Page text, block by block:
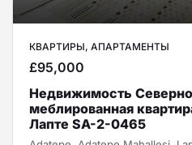
КВАРТИРЫ, АПАРТАМЕНТЫ
£95,000
Недвижимость
меблированная
Лапте SA-2-0465